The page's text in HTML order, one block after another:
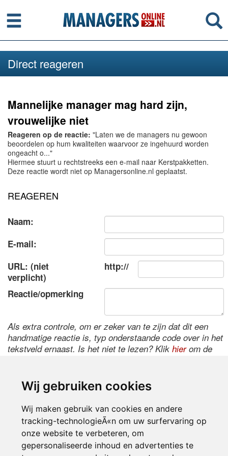
Wij gebruiken cookies
Wij maken gebruik van cookies en andere
tracking-technologieÃ«n om uw surfervaring op
onze website te verbeteren, om
gepersonaliseerde inhoud en advertenties te
Menu
Direct reageren
Mannelijke manager mag hard zijn,
vrouwelijke niet
Reageren op de reactie: "Laten we de managers nu gewoon
beoordelen op hum kwaliteiten waarvoor ze ingehuurd worden
ongeacht o..."
Hiermee stuurt u rechtstreeks een e-mail naar Kerstpakketten.
Deze reactie wordt niet op Managersonline.nl geplaatst.
REAGEREN
Naam:
E-mail:
URL: (niet
verplicht)
http://
Reactie/opmerking
Als extra controle, om er zeker van te zijn dat dit een
handmatige reactie is, typ onderstaande code over in het
tekstveld ernaast. Is het niet te lezen? Klik hierom de